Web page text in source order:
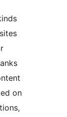
on